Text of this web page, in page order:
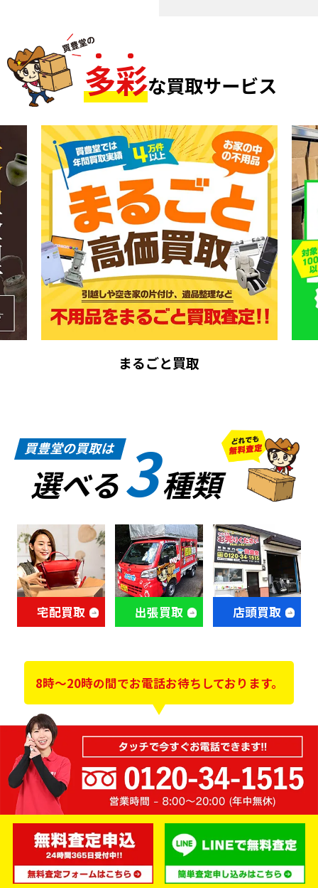
多彩な買取サービス
まるごと買取
買豊堂の買取は
選べる3種類
宅配買取 出張買取 店頭買取
8時～20時の間でお電話お待ちしております。